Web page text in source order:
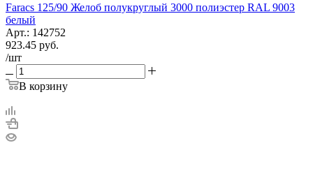
Faracs 125/90 Желоб полукруглый 3000 полиэстер RAL 9003
белый
Арт.: 142752
923.45 руб.
/шт
В корзину